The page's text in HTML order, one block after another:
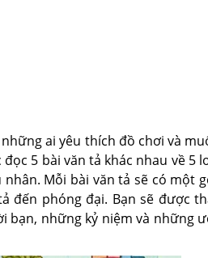
ai yêu thích đồ chơi và
5 bài văn tả khác nhau về 5
Mỗi bài văn tả sẽ có một
đến phóng đại. Bạn sẽ được
bạn, những kỷ niệm và những